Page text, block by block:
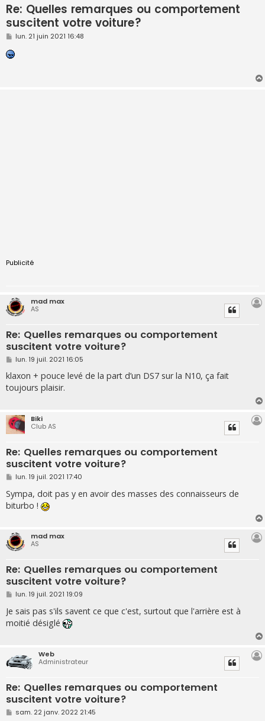
Re: Quelles remarques ou comportement
suscitent votre voiture?
M
s
s
lun. 21 juin 2021 16:48
Publicité
mad max
AS
Re: Quelles remarques ou comportement
suscitent votre voiture?
M
s
s
a
lun. 19 juil. 2021 16:05
klaxon + pouce levé de la part d’un DS7 sur la N10, ça fait
toujours plaisir.
Biki
Club AS
Re: Quelles remarques ou comportement
suscitent votre voiture?
M
s
s
a
lun. 19 juil. 2021 17:40
Sympa, doit pas y en avoir des masses des connaisseurs de
biturbo !
mad max
AS
Re: Quelles remarques ou comportement
suscitent votre voiture?
M
s
s
a
lun. 19 juil. 2021 19:09
Je sais pas s'ils savent ce que c'est, surtout que l'arrière est à
moitié désiglé
Web
Administrateur
Re: Quelles remarques ou comportement
suscitent votre voiture?
M
sam. 22 janv. 2022 21:45